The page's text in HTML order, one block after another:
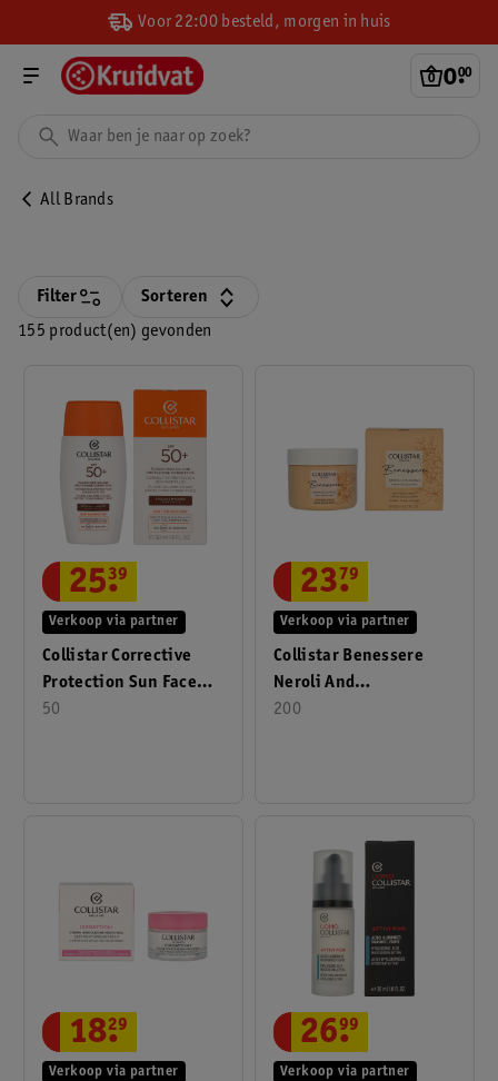
Voor 22:00 besteld, morgen in huis
0.
00
All Brands
155 product(en) gevonden
Filter Sorteren
Collistar Corrective
Protection Sun Face
Fluid SPF50+ 50ml
50
Verkoop via partner
25.
39
Collistar Benessere
Neroli And
Helichrysum Soft Body
200
Verkoop via partner
23.
79
Verkoop via partner
18.
29
Verkoop via partner
26.
99